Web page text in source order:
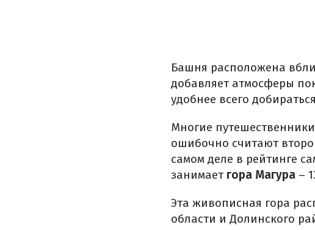
Башня расположена
добавляет атмосферы
удобнее всего
Многие
ошибочно считают
самом деле в рейтинге
занимаетгора Магура –
Эта живописная гора
области и Долинского